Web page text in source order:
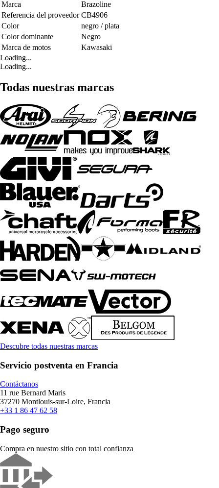
Marca
Brazoline
Referencia del proveedor CB4906
Color
negro / plata
Color dominante
Negro
Marca de motos
Kawasaki
Loading...
Loading...
Todas nuestras marcas
Descubre todas nuestras marcas
Servicio postventa en Francia
Contáctanos
11 rue Bernard Maris
37270 Montlouis-sur-Loire, Francia
+33 1 86 47 62 58
Pago seguro
Compra en nuestro sitio con total confianza